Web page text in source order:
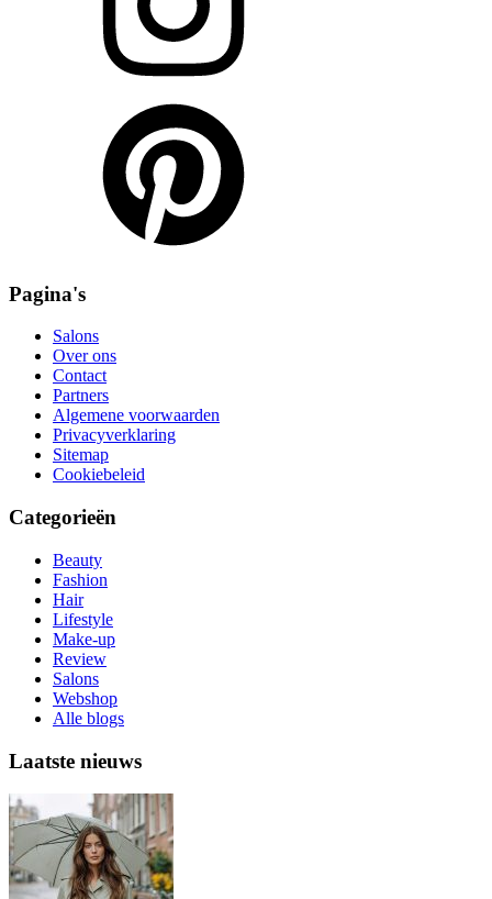
Pagina's
Salons
Over ons
Contact
Partners
Algemene voorwaarden
Privacyverklaring
Sitemap
Cookiebeleid
Categorieën
Beauty
Fashion
Hair
Lifestyle
Make-up
Review
Salons
Webshop
Alle blogs
Laatste nieuws